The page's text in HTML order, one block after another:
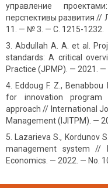
управление
перспективы развития //
11. — № 3. — С. 1215-1232.
Abdullah A. A. et al.
standards: A critical
Practice (JPMP). — 2021. —
Eddoug F. Z.,
for innovation program
approach // International
Management (IJITPM). —
Lazarieva S.,
management system //
Economics. — 2022. — No.